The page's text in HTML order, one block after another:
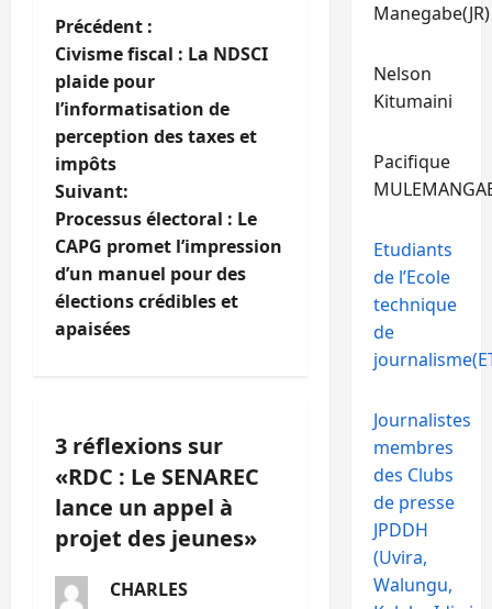
N
a
v
i
g
a
t
n
d
’
a
Précédent :
Civisme fiscal : La NDSCI
plaide pour
l’informatisation de
perception des taxes et
impôts
Suivant:
Processus électoral : Le
CAPG promet l’impression
d’un manuel pour des
élections crédibles et
apaisées
3 réflexions sur
«RDC : Le SENAREC
lance un appel à
projet des jeunes»
CHARLES
Manegabe(JR)
Nelson
Kitumaini
Pacifique
Etudiants
de l’Ecole
technique
de
Journalistes
membres
des Clubs
de presse
JPDDH
(Uvira,
Walungu,